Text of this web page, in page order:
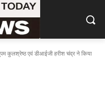
कुलश्रेष्ठ एवं डीआईजी हरीश चंद्र ने किया